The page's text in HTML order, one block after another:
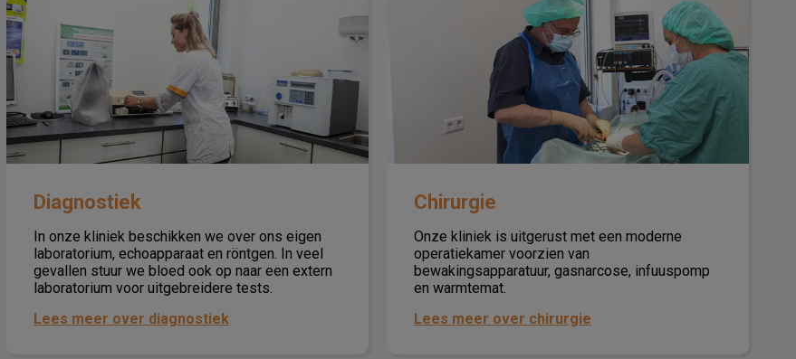
Diagnostiek
In onze kliniek beschikken we over ons eigen
laboratorium, echoapparaat en röntgen. In veel
gevallen stuur we bloed ook op naar een extern
laboratorium voor uitgebreidere tests.
Lees meer over diagnostiek
Chirurgie
Onze kliniek is uitgerust met een moderne
operatiekamer voorzien van
bewakingsapparatuur, gasnarcose, infuuspomp
en warmtemat.
Lees meer over chirurgie